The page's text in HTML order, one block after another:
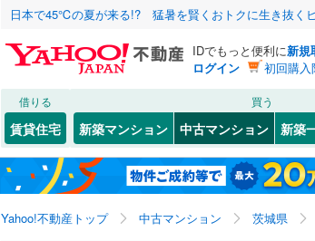
日本で45℃の夏が来る!? 猛暑を賢くおトクに生き抜く
IDでもっと便利に新規
ログイン
初回購入
借りる
賃貸住宅
買う
新築マンション 中古マンション 新築
Yahoo!不動産トップ 中古マンション 茨城県
北海道 北海道
東北 青森 岩手
関東 東京 神奈
水戸市(24)
古河市(8)
龍ケ崎市
2)
北町(1)
本町(5)
JR 東北本線(8)
水戸線(0)
こだわり条件 リフォーム、リノベー
リノベーション・
（4）
共用設備
この検